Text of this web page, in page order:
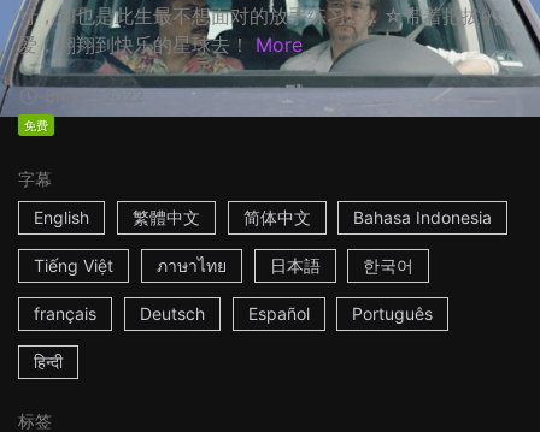
行，却也是此生最不想面对的放手练习…… ☆带着把拔的
爱，翱翔到快乐的星球去！
More
2022
免费
字幕
English
繁體中文 简体中文 Bahasa Indonesia
Tiếng Việt ภาษาไทย 日本語 한국어
français Deutsch Español Português
हिन्दी
标签